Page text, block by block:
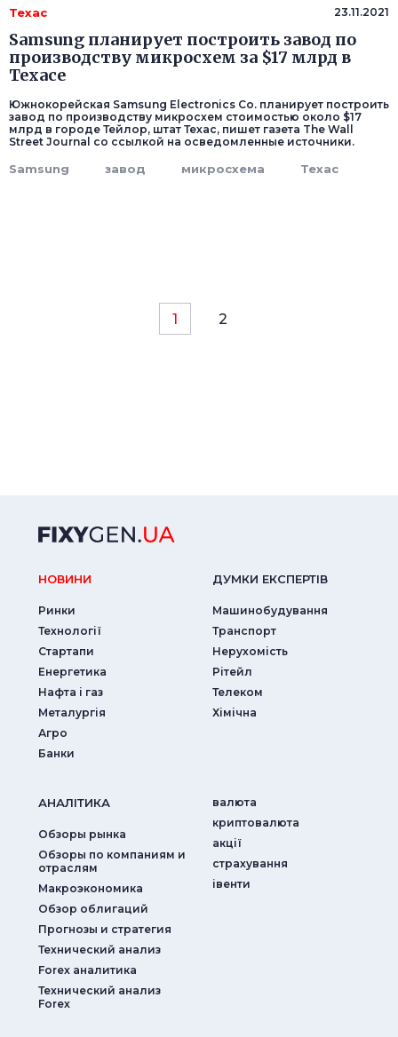
Техас 23.11.2021
Samsung планирует построить завод по
производству микросхем за $17 млрд в
Техасе
Южнокорейская Samsung Electronics Co. планирует построить
завод по производству микросхем стоимостью около $17
млрд в городе Тейлор, штат Техас, пишет газета The Wall
Street Journal со ссылкой на осведомленные источники.
Samsung завод микросхема Техас
1 2
НОВИНИ
Ринки
Технології
Стартапи
Енергетика
Нафта і газ
Металургія
Агро
Банки
ДУМКИ ЕКСПЕРТIВ
Машинобудування
Транспорт
Нерухомість
Рітейл
Телеком
Хімічна
АНАЛIТИКА
Обзоры рынка
Обзоры по компаниям и
отраслям
Макроэкономика
Обзор облигаций
Прогнозы и стратегия
Технический анализ
Forex аналитика
Технический анализ
Forex
валюта
криптовалюта
акції
страхування
iвенти